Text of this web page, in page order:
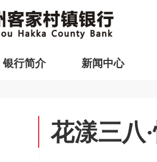
银行简介 新闻中心
花漾三八